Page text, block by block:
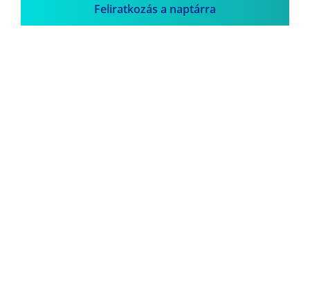
Feliratkozás a naptárra